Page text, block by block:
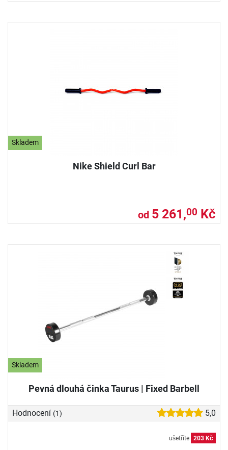
Skladem
Nike Shield Curl Bar
od 5 261,00 Kč
Skladem
Pevná dlouhá činka Taurus | Fixed Barbell
Hodnocení (1) 5,0
ušetříte 203 Kč